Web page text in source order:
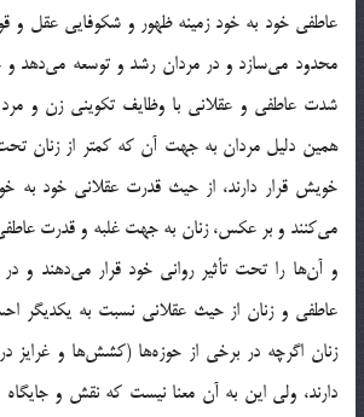
عاطفی خود به خود زمینه ظهور و شکوفایی عقل و
محدود می‌سازد و در مردان رشد و توسعه می‌دهد
شدت عاطفی و عقلانی با وظایف تکوینی زن و مرد
همین دلیل مردان به جهت آن که کمتر از زنان تحت
خویش قرار دارند، از حیث قدرت عقلانی خود به
می‌کنند و بر عکس، زنان به جهت غلبه و قدرت
و آن‌ها را تحت تأثیر روانی خود قرار می‌دهند و
زنان اگرچه در برخی از حوزه‌ها (کشش‌ها و غرایز
دارند، ولی این به آن معنا نیست که نقش و جایگاه